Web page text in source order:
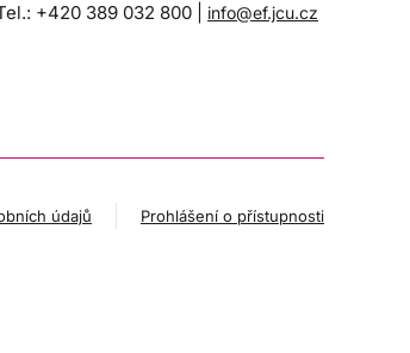
+420 389 032 800 | info@ef.jcu.cz
údajů Prohlášení o přístupnosti